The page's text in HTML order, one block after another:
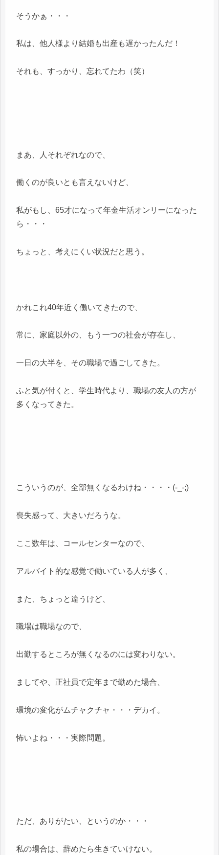
そうかぁ・・・
私は、他人様より結婚も出産も遅かったんだ！
それも、すっかり、忘れてたわ（笑）
まあ、人それぞれなので、
働くのが良いとも言えないけど、
私がもし、65才になって年金生活オンリーになった
ら・・・
ちょっと、考えにくい状況だと思う。
かれこれ40年近く働いてきたので、
常に、家庭以外の、もう一つの社会が存在し、
一日の大半を、その職場で過ごしてきた。
ふと気が付くと、学生時代より、職場の友人の方が
多くなってきた。
こういうのが、全部無くなるわけね・・・・(-_-;)
喪失感って、大きいだろうな。
ここ数年は、コールセンターなので、
アルバイト的な感覚で働いている人が多く、
また、ちょっと違うけど、
職場は職場なので、
出勤するところが無くなるのには変わりない。
ましてや、正社員で定年まで勤めた場合、
環境の変化がムチャクチャ・・・デカイ。
怖いよね・・・実際問題。
ただ、ありがたい、というのか・・・
私の場合は、辞めたら生きていけない。